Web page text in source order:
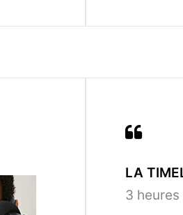
LA
3 heures